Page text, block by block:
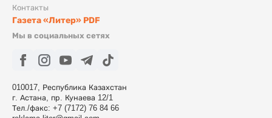
Контакты
Газета «Литер» PDF
Мы в социальных сетях
010017, Республика Казахстан
г. Астана, пр. Кунаева 12/1
Тел./факс: +7 (7172) 76 84 66